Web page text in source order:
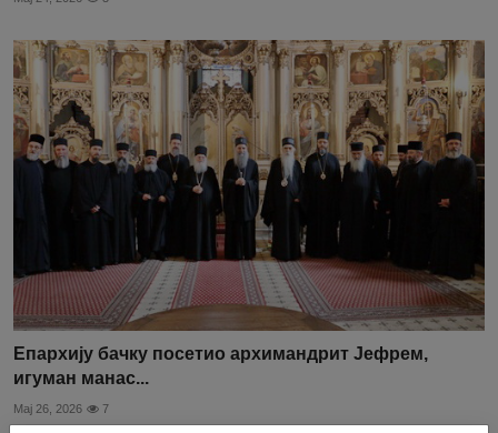
Епархију бачку посетио архимандрит Јефрем,
игуман манас...
Мај 26, 2026 7